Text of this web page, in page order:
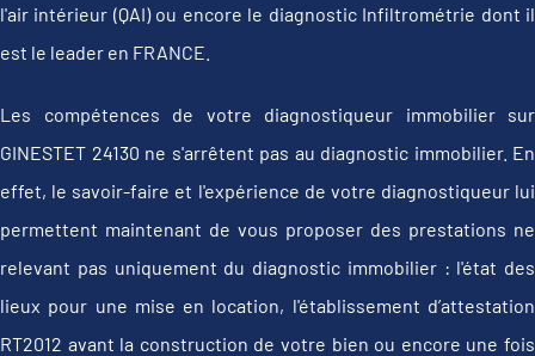
l'air intérieur (QAI) ou encore le diagnostic Infiltrométrie dont il
est le leader en FRANCE.
Les compétences de votre diagnostiqueur immobilier sur
GINESTET 24130 ne s'arrêtent pas au diagnostic immobilier. En
effet, le savoir-faire et l'expérience de votre diagnostiqueur lui
permettent maintenant de vous proposer des prestations ne
relevant pas uniquement du diagnostic immobilier : l'état des
lieux pour une mise en location, l'établissement d’attestation
RT2012 avant la construction de votre bien ou encore une fois